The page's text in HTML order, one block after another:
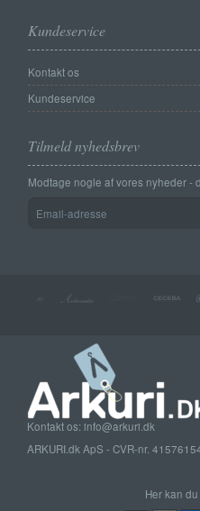
Kundeservice
Kontakt os
Kundeservice
Tilmeld nyhedsbrev
Modtage nogle af vores nyheder -
adresse
Kontakt os: info@arkuri.dk
ARKURI.dk ApS - CVR-nr.
Her kan